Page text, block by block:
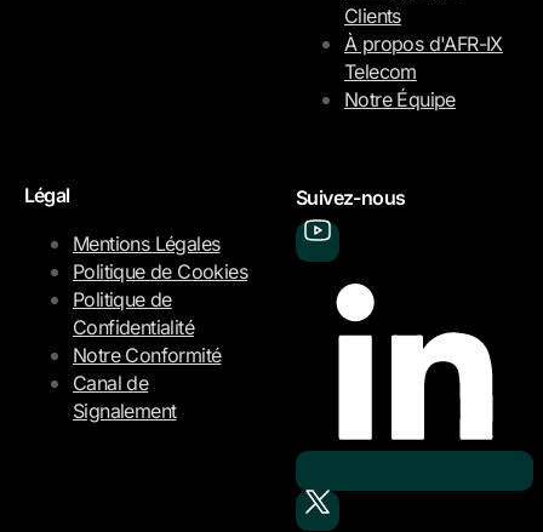
Clients
À propos d'AFR-IX
Telecom
Notre Équipe
Légal
Mentions Légales
Politique de Cookies
Politique de
Confidentialité
Notre Conformité
Canal de
Signalement
Suivez-nous